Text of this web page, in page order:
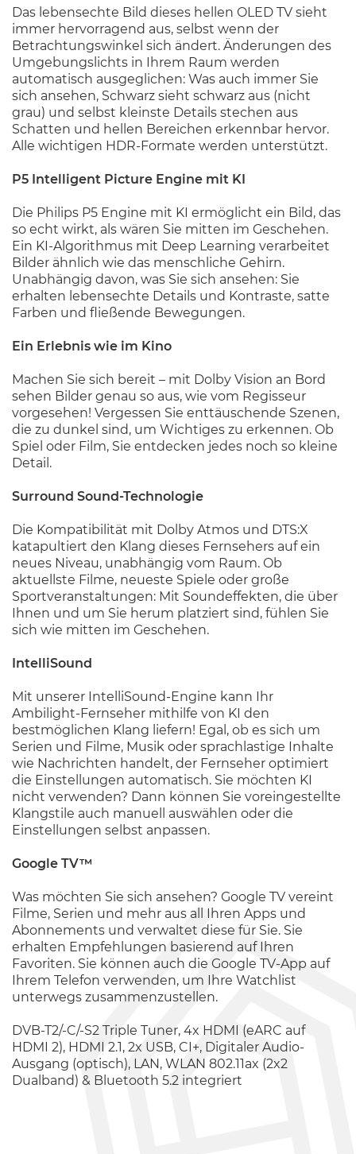
Das lebensechte Bild dieses hellen OLED TV sieht
immer hervorragend aus, selbst wenn der
Betrachtungswinkel sich ändert. Änderungen des
Umgebungslichts in Ihrem Raum werden
automatisch ausgeglichen: Was auch immer Sie
sich ansehen, Schwarz sieht schwarz aus (nicht
grau) und selbst kleinste Details stechen aus
Schatten und hellen Bereichen erkennbar hervor.
Alle wichtigen HDR-Formate werden unterstützt.
P5 Intelligent Picture Engine mit KI
Die Philips P5 Engine mit KI ermöglicht ein Bild, das
so echt wirkt, als wären Sie mitten im Geschehen.
Ein KI-Algorithmus mit Deep Learning verarbeitet
Bilder ähnlich wie das menschliche Gehirn.
Unabhängig davon, was Sie sich ansehen: Sie
erhalten lebensechte Details und Kontraste, satte
Farben und fließende Bewegungen.
Ein Erlebnis wie im Kino
Machen Sie sich bereit – mit Dolby Vision an Bord
sehen Bilder genau so aus, wie vom Regisseur
vorgesehen! Vergessen Sie enttäuschende Szenen,
die zu dunkel sind, um Wichtiges zu erkennen. Ob
Spiel oder Film, Sie entdecken jedes noch so kleine
Detail.
Surround Sound-Technologie
Die Kompatibilität mit Dolby Atmos und DTS:X
katapultiert den Klang dieses Fernsehers auf ein
neues Niveau, unabhängig vom Raum. Ob
aktuellste Filme, neueste Spiele oder große
Sportveranstaltungen: Mit Soundeffekten, die über
Ihnen und um Sie herum platziert sind, fühlen Sie
sich wie mitten im Geschehen.
IntelliSound
Mit unserer IntelliSound-Engine kann Ihr
Ambilight-Fernseher mithilfe von KI den
bestmöglichen Klang liefern! Egal, ob es sich um
Serien und Filme, Musik oder sprachlastige Inhalte
wie Nachrichten handelt, der Fernseher optimiert
die Einstellungen automatisch. Sie möchten KI
nicht verwenden? Dann können Sie voreingestellte
Klangstile auch manuell auswählen oder die
Einstellungen selbst anpassen.
Google TV™
Was möchten Sie sich ansehen? Google TV vereint
Filme, Serien und mehr aus all Ihren Apps und
Abonnements und verwaltet diese für Sie. Sie
erhalten Empfehlungen basierend auf Ihren
Favoriten. Sie können auch die Google TV-App auf
Ihrem Telefon verwenden, um Ihre Watchlist
unterwegs zusammenzustellen.
DVB-T2/-C/-S2 Triple Tuner, 4x HDMI (eARC auf
HDMI 2), HDMI 2.1, 2x USB, CI+, Digitaler Audio-
Ausgang (optisch), LAN, WLAN 802.11ax (2x2
Dualband) & Bluetooth 5.2 integriert